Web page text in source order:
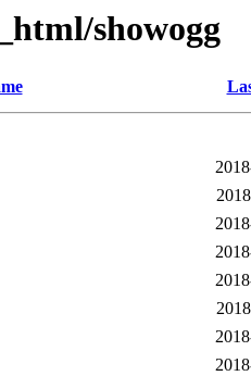
showogg